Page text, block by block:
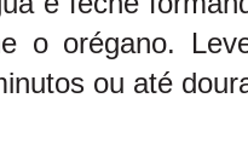
o orégano.
ou até